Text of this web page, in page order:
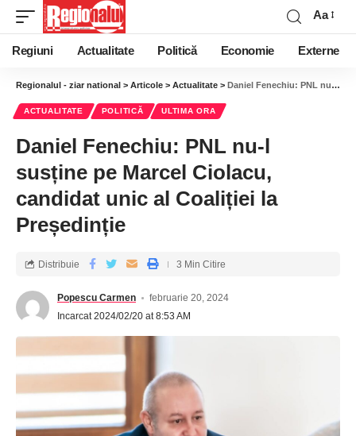
Aa
Regiuni Actualitate Politică Economie Externe
Regionalul - ziar national > Articole > Actualitate > Daniel Fenechiu: PNL nu-l susține pe Marcel Ciolacu, candidat unic al Coaliției la Președinție
ACTUALITATE POLITICĂ ULTIMA ORA
Daniel Fenechiu: PNL nu-l
susține pe Marcel Ciolacu,
candidat unic al Coaliției la
Președinție
Popescu Carmen
februarie 20, 2024
Incarcat 2024/02/20 at 8:53 AM
Distribuie 3 Min Citire